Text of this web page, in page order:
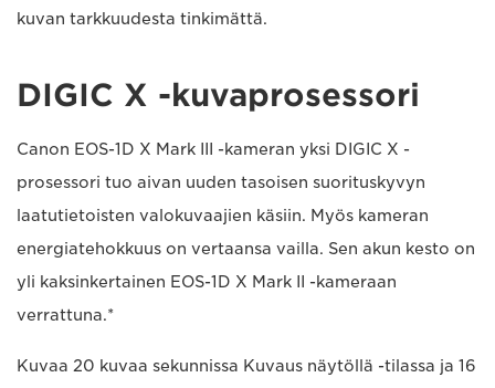
kuvan tarkkuudesta tinkimättä.
DIGIC X -kuvaprosessori
Canon EOS-1D X Mark III -kameran yksi DIGIC X -
prosessori tuo aivan uuden tasoisen suorituskyvyn
laatutietoisten valokuvaajien käsiin. Myös kameran
energiatehokkuus on vertaansa vailla. Sen akun kesto on
yli kaksinkertainen EOS-1D X Mark II -kameraan
verrattuna.*
Kuvaa 20 kuvaa sekunnissa Kuvaus näytöllä -tilassa ja 16